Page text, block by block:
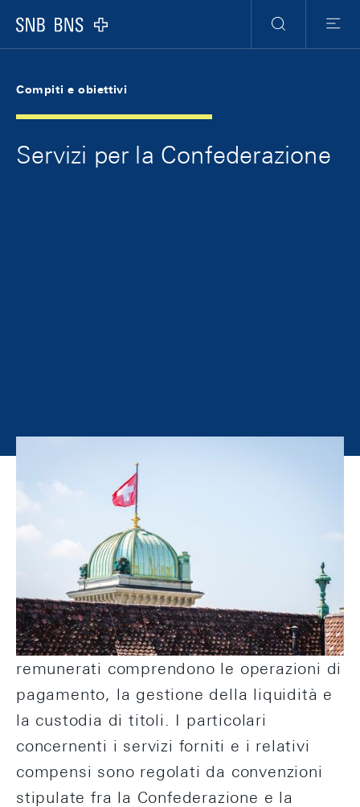
Logo
Ricerca
Menu
Compiti e obiettivi
Servizi per la Confederazione
La Banca nazionale fornisce servizi
bancari alla Confederazione giusta
l’art. 5 cpv. 4 e l’art 11 LBN. I servizi
vengono prestati contro un adeguato
compenso. Sono tuttavia gratuiti se
agevolano la conduzione della politica
monetaria e valutaria. I servizi
remunerati comprendono le operazioni di
pagamento, la gestione della liquidità e
la custodia di titoli. I particolari
concernenti i servizi forniti e i relativi
compensi sono regolati da convenzioni
stipulate fra la Confederazione e la